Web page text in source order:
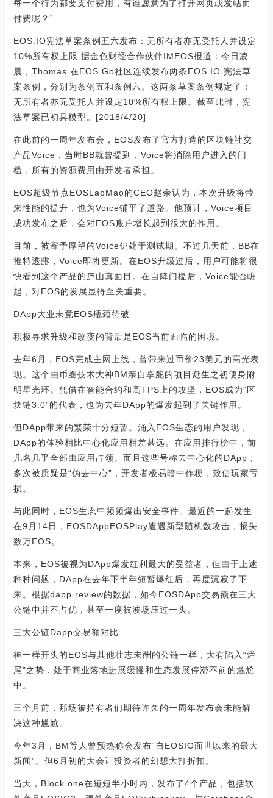
每一个行为都要支付费用，有谁愿意为了打开网页或发帖而
付费呢？”
EOS.IO宪法草案条例五六发布：无所有者亦无受托人并设定
10%所有权上限:据金色财经合作伙伴IMEOS报道：今日凌
晨，Thomas 在EOS Go社区连续发布两条EOS.IO 宪法草
案条例，分别为条例五和条例六。这两条草案条例规定了：
无所有者亦无受托人并设定10%所有权上限。截至此时，宪
法草案已初具模型。[2018/4/20]
在此前的一周年发布会，EOS发布了官方打造的区块链社交
产品Voice，当时BB就曾提到，Voice将消除用户进入的门
槛，所有的资源费用由开发者承担。
EOS超级节点EOSLaoMao的CEO赵余认为，本次升级将带
来性能的提升，也为Voice铺平了道路。他预计，Voice项目
成功发布之后，会对EOS账户增长起到很大的作用。
目前，被寄予厚望的Voice仍处于测试期。不过几天前，BB在
推特透露，Voice即将更新。在EOS升级过后，用户可能将很
快看到这个产品的庐山真面目。在自降门槛后，Voice能否崛
起，对EOS的发展显得至关重要。
DApp大业未竟EOS瓶颈待破
积极寻求升级和改变的背后是EOS当前面临的困境。
去年6月，EOS完成主网上线，曾带来过币价23美元的高光表
现。这个由币圈技术大神BM亲自掌舵的项目诞生之初便身附
明星光环。凭借在智能合约和高TPS上的攻坚，EOS成为“区
块链3.0”的代表，也为去年DApp的爆发起到了关键作用。
但DApp带来的繁荣十分短暂。涌入EOS生态的用户发现，
DApp的体验相比中心化应用相差甚远。在应用排行榜中，前
几名几乎全部由应用占领。而且这些号称去中心化的DApp，
多次被质疑是“伪去中心”，开发者极易暗中作梗，致使玩家亏
损。
与此同时，EOS生态中频频爆出安全事件。最近的一起发生
在9月14日，EOSDAppEOSPlay遭遇新型随机数攻击，损失
数万EOS。
本来，EOS被视为DApp爆发红利最大的受益者，但由于上述
种种问题，DApp在去年下半年短暂爆红后，再度沉寂了下
来。根据dapp.review的数据，如今EOSDApp交易额在三大
公链中并不占优，甚至一度被波场压过一头。
三大公链Dapp交易额对比
神一样开头的EOS与其他壮志未酬的公链一样，大有陷入“烂
尾”之势，处于商业落地进展缓慢和生态发展停滞不前的尴尬
中。
三个月前，那场被持有者们期待许久的一周年发布会未能解
决这种尴尬。
今年3月，BM等人曾预热称会发布“自EOSIO面世以来的最大
新闻”。但6月初的大会让投资者的幻想大打折扣。
当天，Block.one在短短半小时内，发布了4个产品，包括软